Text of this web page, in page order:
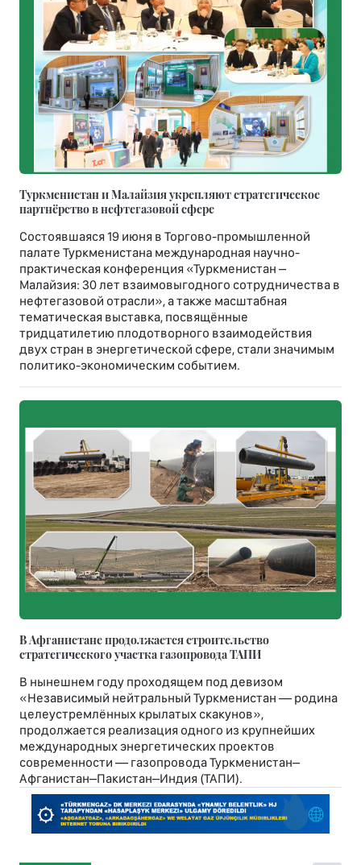
Туркменистан и Малайзия укрепляют стратегическое
партнёрство в нефтегазовой сфере
Состоявшаяся 19 июня в Торгово-промышленной
палате Туркменистана международная научно-
практическая конференция «Туркменистан –
Малайзия: 30 лет взаимовыгодного сотрудничества в
нефтегазовой отрасли», а также масштабная
тематическая выставка, посвящённые
тридцатилетию плодотворного взаимодействия
двух стран в энергетической сфере, стали значимым
политико-экономическим событием.
В Афганистане продолжается строительство
стратегического участка газопровода ТАПИ
В нынешнем году проходящем под девизом
«Независимый нейтральный Туркменистан — родина
целеустремлённых крылатых скакунов»,
продолжается реализация одного из крупнейших
международных энергетических проектов
современности — газопровода Туркменистан–
Афганистан–Пакистан–Индия (ТАПИ).